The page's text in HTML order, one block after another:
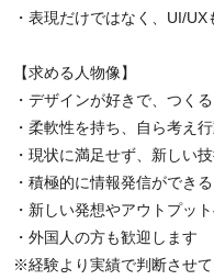
・表現だけではなく、UI/UX
【求める人物像】
・デザインが好きで、つく
・柔軟性を持ち、自ら考え
・現状に満足せず、新しい
・積極的に情報発信ができる
・新しい発想やアウトプッ
・外国人の方も歓迎します
※経験より実績で判断させ